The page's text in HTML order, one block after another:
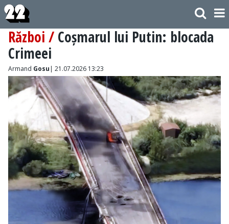
Război / Coșmarul lui Putin: blocada
Crimeei
Armand Gosu | 21.07.2026 13:23